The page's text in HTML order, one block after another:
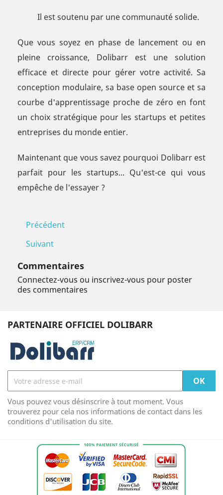
Il est soutenu par une communauté solide.
Que vous soyez en phase de lancement ou en
pleine croissance, Dolibarr est une solution
efficace et directe pour gérer votre activité. Sa
conception modulaire, sa base open source et sa
courbe d'apprentissage proche de zéro en font
un choix stratégique pour les startups et petites
entreprises du monde entier.
Maintenant que vous savez pourquoi Dolibarr est
parfait pour les startups... Qu'est-ce qui vous
empêche de l'essayer ?
Précédent
Suivant
Commentaires
Connectez-vous ou inscrivez-vous pour poster
des commentaires
PARTENAIRE OFFICIEL DOLIBARR
Vous pouvez vous désinscrire à tout moment. Vous
trouverez pour cela nos informations de contact dans les
conditions d'utilisation du site.